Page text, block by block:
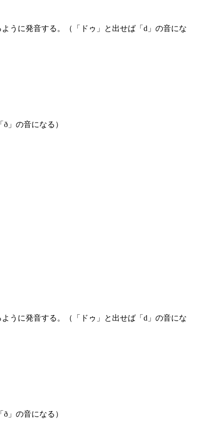
うに発音する。（「ドゥ」と出せば「d」の音にな
」の音になる）
うに発音する。（「ドゥ」と出せば「d」の音にな
」の音になる）